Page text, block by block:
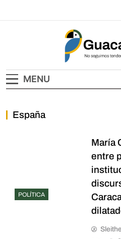
MENU
España
POLÍTICA
María
entre